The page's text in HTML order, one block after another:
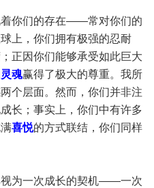
你们的存在——常对你们的
上，你们拥有极强的忍耐
正因你们能够承受如此巨大
灵魂赢得了极大的尊重。我所
个层面。然而，你们并非注
长；事实上，你们中有许多
喜悦的方式联结，你们同样
视为一次成长的契机——一次